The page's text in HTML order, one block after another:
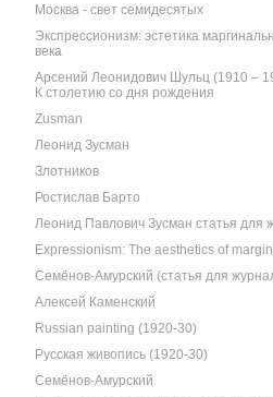
Москва - свет семидесятых
Экспрессионизм: эстетика
века
Арсений Леонидович Шульц (1910 –
К столетию со дня рождения
Zusman
Леонид Зусман
Злотников
Ростислав Барто
Леонид Павлович Зусман статья для
Expressionism: The aesthetics of
Семёнов-Амурский (статья для
Алексей Каменский
Russian painting (1920-30)
Русская живопись (1920-30)
Семёнов-Амурский